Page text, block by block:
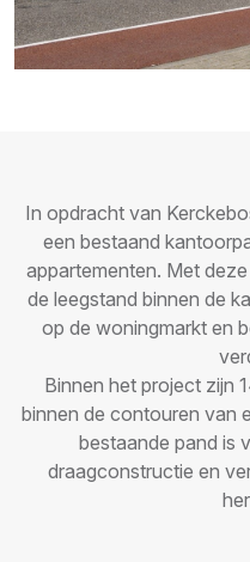
In opdracht van
een bestaand
appartementen. Met
de leegstand binnen de
op de woningmarkt en
Binnen het project zijn
binnen de contouren van
bestaande pand is
draagconstructie en